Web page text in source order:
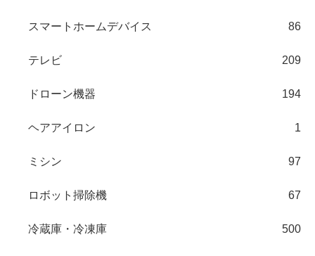
スマートホームデバイス 86
テレビ 209
ドローン機器 194
ヘアアイロン 1
ミシン 97
ロボット掃除機 67
冷蔵庫・冷凍庫 500